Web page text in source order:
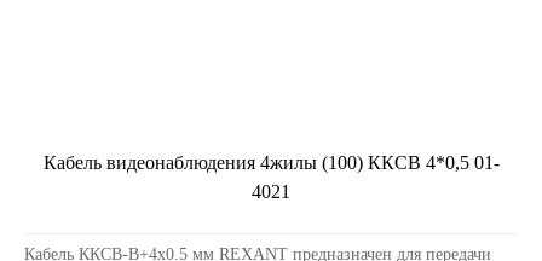
Кабель видеонаблюдения 4жилы (100) ККСВ 4*0,5 01-
4021
Кабель ККСВ-В+4х0.5 мм REXANT предназначен для передачи